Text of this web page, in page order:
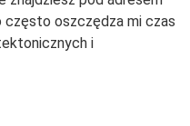
często oszczędza mi czas
i